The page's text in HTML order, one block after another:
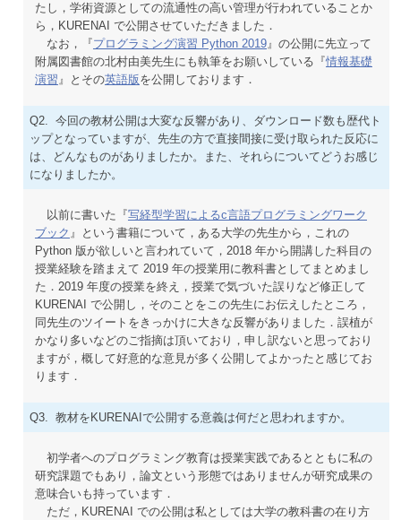
たし，学術資源としての流通性の高い管理が行われていることか
ら，KURENAI で公開させていただきました．
なお，『プログラミング演習 Python 2019』の公開に先立って
附属図書館の北村由美先生にも執筆をお願いしている『情報基礎
演習 』とその英語版を公開しております．
Q2. 今回の教材公開は大変な反響があり、ダウンロード数も歴代ト
ップとなっていますが、先生の方で直接間接に受け取られた反応に
は、どんなものがありましたか。また、それらについてどうお感じ
になりましたか。
以前に書いた『写経型学習によるc言語プログラミングワーク
ブック 』という書籍について，ある大学の先生から，これの
Python 版が欲しいと言われていて，2018 年から開講した科目の
授業経験を踏まえて 2019 年の授業用に教科書としてまとめまし
た．2019 年度の授業を終え，授業で気づいた誤りなど修正して
KURENAI で公開し，そのことをこの先生にお伝えしたところ，
同先生のツイートをきっかけに大きな反響がありました．誤植が
かなり多いなどのご指摘は頂いており，申し訳ないと思っており
ますが，概して好意的な意見が多く公開してよかったと感じてお
ります．
Q3. 教材をKURENAIで公開する意義は何だと思われますか。
初学者へのプログラミング教育は授業実践であるとともに私の
研究課題でもあり，論文という形態ではありませんが研究成果の
意味合いも持っています．
ただ，KURENAI での公開は私としては大学の教科書の在り方